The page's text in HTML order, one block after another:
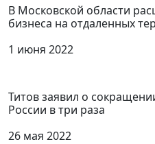
В Московской области
бизнеса на отдаленных
1 июня 2022
Титов заявил о
России в три раза
26 мая 2022